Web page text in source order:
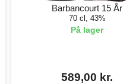
Barbancourt 15 År
70 cl, 43%
På lager
589,00 kr.